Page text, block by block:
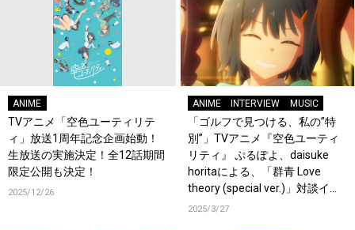
ANIME
TVアニメ「空色ユーティリテ
ィ」放送1周年記念企画始動！
生放送の実施決定！全12話期間
限定公開も決定！
2025/12/26
ANIME INTERVIEW MUSIC
「ゴルフで見つける、私の”特
別”」TVアニメ『空色ユーティ
リティ』 ぷるぽよ、daisuke
horitaによる、「群青 Love
theory (special ver.)」対談イン
タビューが公開！
2025/3/27